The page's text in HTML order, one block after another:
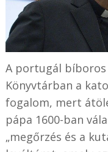
A portugál
Könyvtárban a
fogalom, mert
pápa 1600-ban
„megőrzés és a